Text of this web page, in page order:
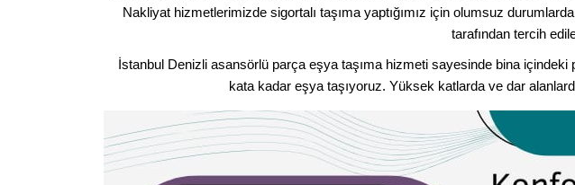
Nakliyat hizmetlerimizde sigortalı taşıma yaptığımız için olumsuz
tarafından tercih
İstanbul Denizli asansörlü parça eşya taşıma hizmeti sayesinde bina
kata kadar eşya taşıyoruz. Yüksek katlarda ve dar